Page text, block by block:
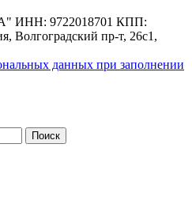
ИНН: 9722018701 КПП:
Волгоградский пр-т, 26с1,
данных при заполнении
Поиск